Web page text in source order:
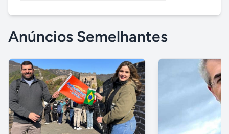
Anúncios Semelhantes